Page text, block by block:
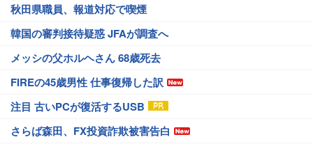
秋田県職員、報道対応で喫煙
韓国の審判接待疑惑 JFAが調査へ
メッシの父ホルヘさん 68歳死去
FIREの45歳男性 仕事復帰した訳
注目 古いPCが復活するUSB
さらば森田、FX投資詐欺被害告白